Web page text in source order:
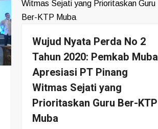
Warisan
Nilai
bagi
Keluarga
Wujud Nyata Perda No 2
Tahun 2020: Pemkab Muba
Apresiasi PT Pinang
Witmas Sejati yang
Prioritaskan Guru Ber-KTP
Muba